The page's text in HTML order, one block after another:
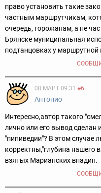
право установить такие
частным маршрутчикам,
очередь, горожанам, а не
Брянске муниципальная
подтанцовках у
08 МАРТ 09:31 #6
Антонио
Интересно,автор такого
лично или его вывод сделан
"пипиведии"? В этом случае
корректны,"глубина нашего
взятых Марианских впадин.